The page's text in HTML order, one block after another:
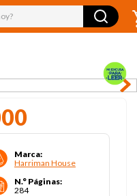
Marca:
Harriman House
N.° Páginas:
284